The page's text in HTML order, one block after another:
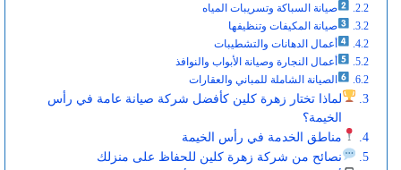
صيانة السباكة وتسريبات المياه
صيانة المكيفات وتنظيفها
أعمال الدهانات والتشطيبات
أعمال النجارة وصيانة الأبواب والنوافذ
الصيانة الشاملة للمباني والعقارات
لماذا تختار زهرة كلين كأفضل شركة صيانة عامة في رأس
الخيمة؟
مناطق الخدمة في رأس الخيمة
نصائح من شركة زهرة كلين للحفاظ على منزلك